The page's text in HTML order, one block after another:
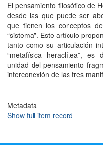
El pensamiento filosófico de
desde las que puede ser
que tienen los conceptos
“sistema”. Este artículo
tanto como su articulación
“metafísica heraclítea”,
unidad del pensamiento
interconexión de las tres
Metadata
Show full item record